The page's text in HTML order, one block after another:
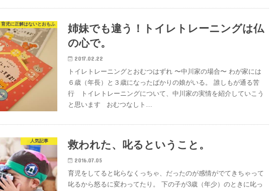
育児に正解はないとおもふ
姉妹でも違う！トイレトレーニングは仏
の心で。
2017.02.22
トイレトレーニングとおむつはずれ 〜中川家の場合〜 わが家には
６歳（年長）と３歳になったばかりの娘がいる。 誰しもが通る苦
行 トイレトレーニングについて、中川家の実情を紹介していこう
と思います おむつなしト…
人気記事 救われた、叱るということ。
2016.07.05
育児をしてると叱らなくっちゃ、だったのが感情がでてきちゃって
叱るから怒るに変わってたり。 下の子が3歳（年少）のときに叱っ